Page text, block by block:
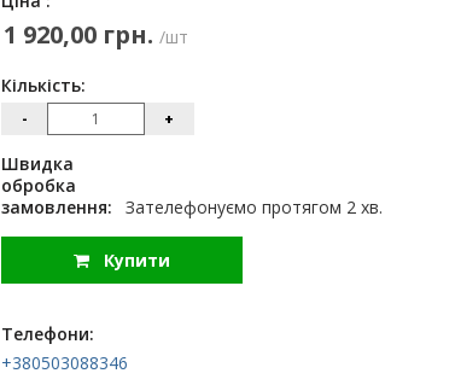
1 920,00 грн. /шт
Кількість:
- +
Швидка
обробка
замовлення:
Зателефонуємо протягом 2 хв.
Купити
Телефони:
+380503088346